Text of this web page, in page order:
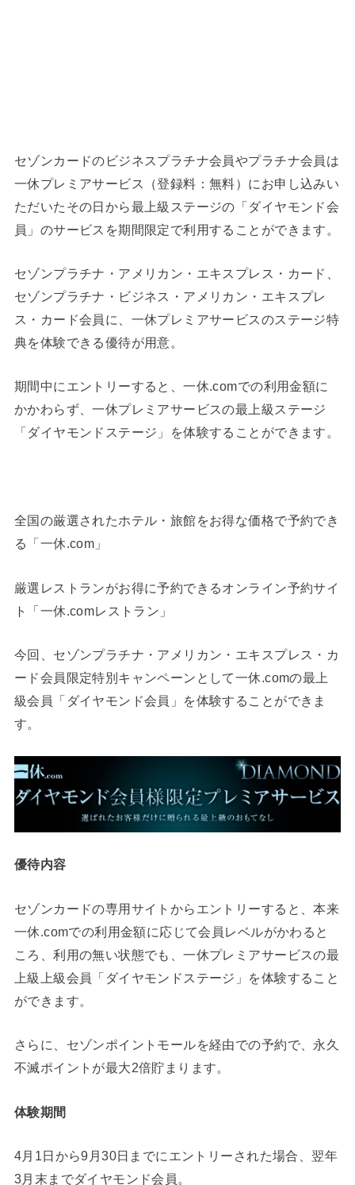
セゾンカードのビジネスプラチナ会員やプラチナ会員は
一休プレミアサービス（登録料：無料）にお申し込みい
ただいたその日から最上級ステージの「ダイヤモンド会
員」のサービスを期間限定で利用することができます。
セゾンプラチナ・アメリカン・エキスプレス・カード、
セゾンプラチナ・ビジネス・アメリカン・エキスプレ
ス・カード会員に、一休プレミアサービスのステージ特
典を体験できる優待が用意。
期間中にエントリーすると、一休.comでの利用金額に
かかわらず、一休プレミアサービスの最上級ステージ
「ダイヤモンドステージ」を体験することができます。
全国の厳選されたホテル・旅館をお得な価格で予約でき
る「一休.com」
厳選レストランがお得に予約できるオンライン予約サイ
ト「一休.comレストラン」
今回、セゾンプラチナ・アメリカン・エキスプレス・カ
ード会員限定特別キャンペーンとして一休.comの最上
級会員「ダイヤモンド会員」を体験することができま
す。
優待内容
セゾンカードの専用サイトからエントリーすると、本来
一休.comでの利用金額に応じて会員レベルがかわると
ころ、利用の無い状態でも、一休プレミアサービスの最
上級上級会員「ダイヤモンドステージ」を体験すること
ができます。
さらに、セゾンポイントモールを経由での予約で、永久
不滅ポイントが最大2倍貯まります。
体験期間
4月1日から9月30日までにエントリーされた場合、翌年
3月末までダイヤモンド会員。